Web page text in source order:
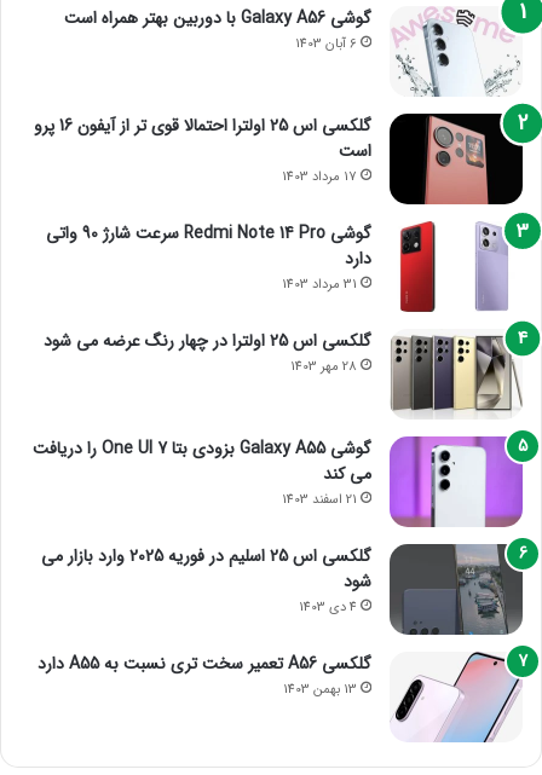
گوشی Galaxy A56 با دوربین بهتر همراه است
6 آبان 1403
گلکسی اس 25 اولترا احتمالا قوی تر از آیفون 16 پرو
است
17 مرداد 1403
گوشی Redmi Note 14 Pro سرعت شارژ 90 واتی
دارد
31 مرداد 1403
گلکسی اس 25 اولترا در چهار رنگ عرضه می شود
28 مهر 1403
گوشی Galaxy A55 بزودی بتا One UI 7 را دریافت
می کند
21 اسفند 1403
گلکسی اس 25 اسلیم در فوریه 2025 وارد بازار می
شود
4 دی 1403
گلکسی A56 تعمیر سخت تری نسبت به A55 دارد
13 بهمن 1403